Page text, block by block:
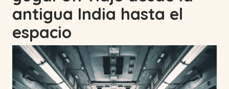
antigua India hasta el
espacio